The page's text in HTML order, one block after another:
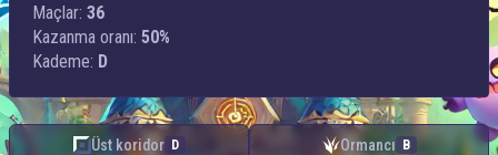
Maçlar: 36
Kazanma oranı: 50%
Kademe: D
Üst koridor D Ormancı B